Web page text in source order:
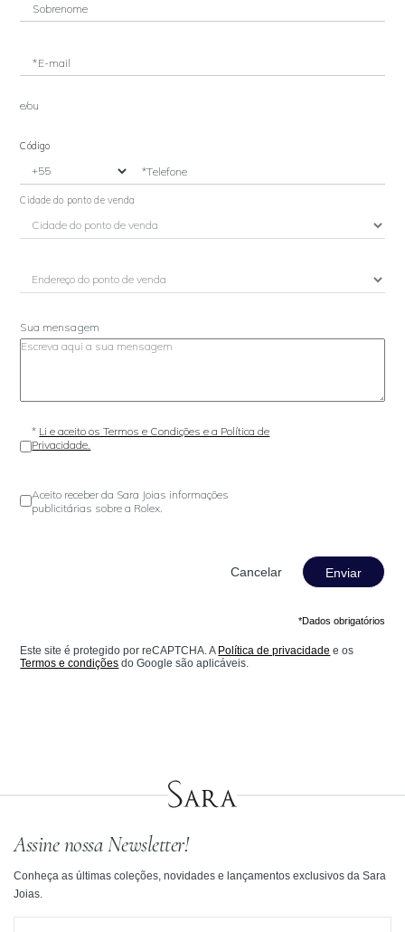
Sobrenome
*E-mail
e/ou
Código
*Telefone
Cidade do ponto de venda
Sua mensagem
* Li e aceito os Termos e Condições e a Política de
Privacidade.
Aceito receber da Sara Joias informações
publicitárias sobre a Rolex.
Enviar
*Dados obrigatórios
Este site é protegido por reCAPTCHA. A Política de privacidade e os
Termos e condições do Google são aplicáveis.
Assine nossa Newsletter!
Conheça as últimas coleções, novidades e lançamentos exclusivos da Sara
Joias.